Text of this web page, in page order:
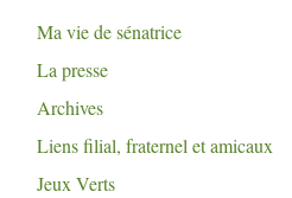
Ma vie de sénatrice
La presse
Archives
Liens filial, fraternel et amicaux
Jeux Verts